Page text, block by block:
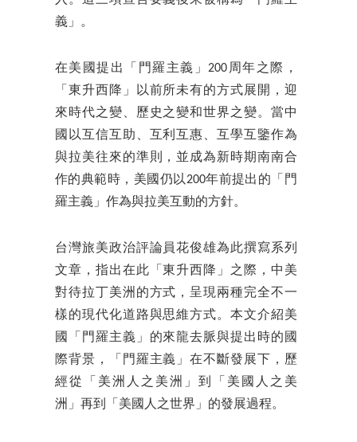
義」。
在美國提出「門羅主義」200周年之際，
「東升西降」以前所未有的方式展開，迎
來時代之變、歷史之變和世界之變。當中
國以互信互助、互利互惠、互學互鑒作為
與拉美往來的準則，並成為新時期南南合
作的典範時，美國仍以200年前提出的「門
羅主義」作為與拉美互動的方針。
台灣旅美政治評論員花俊雄為此撰寫系列
文章，指出在此「東升西降」之際，中美
對待拉丁美洲的方式，呈現兩種完全不一
樣的現代化道路與思維方式。本文介紹美
國「門羅主義」的來龍去脈與提出時的國
際背景，「門羅主義」在不斷發展下，歷
經從「美洲人之美洲」到「美國人之美
洲」再到「美國人之世界」的發展過程。